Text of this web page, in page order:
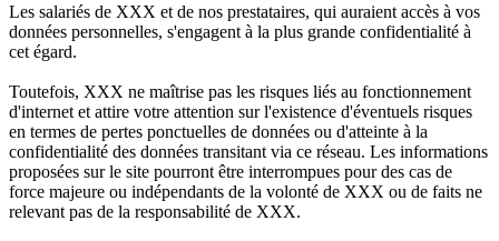
Les salariés de XXX et de nos prestataires, qui auraient accès à vos
données personnelles, s'engagent à la plus grande confidentialité à
cet égard.
Toutefois, XXX ne maîtrise pas les risques liés au fonctionnement
d'internet et attire votre attention sur l'existence d'éventuels risques
en termes de pertes ponctuelles de données ou d'atteinte à la
confidentialité des données transitant via ce réseau. Les informations
proposées sur le site pourront être interrompues pour des cas de
force majeure ou indépendants de la volonté de XXX ou de faits ne
relevant pas de la responsabilité de XXX.